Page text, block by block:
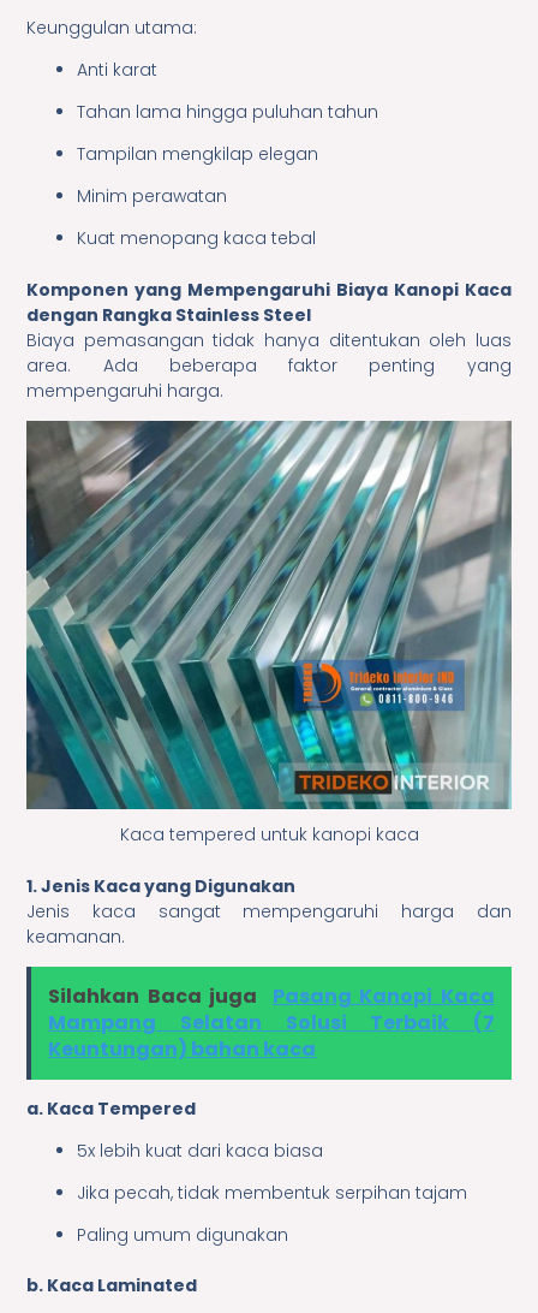
Keunggulan utama:
Anti karat
Tahan lama hingga puluhan tahun
Tampilan mengkilap elegan
Minim perawatan
Kuat menopang kaca tebal
Komponen yang Mempengaruhi Biaya Kanopi Kaca
dengan Rangka Stainless Steel
Biaya pemasangan tidak hanya ditentukan oleh luas
area. Ada beberapa faktor penting yang
mempengaruhi harga.
Kaca tempered untuk kanopi kaca
1. Jenis Kaca yang Digunakan
Jenis kaca sangat mempengaruhi harga dan
keamanan.
Silahkan Baca juga
Pasang Kanopi Kaca
Mampang Selatan Solusi Terbaik (7
Keuntungan) bahan kaca
a. Kaca Tempered
5x lebih kuat dari kaca biasa
Jika pecah, tidak membentuk serpihan tajam
Paling umum digunakan
b. Kaca Laminated